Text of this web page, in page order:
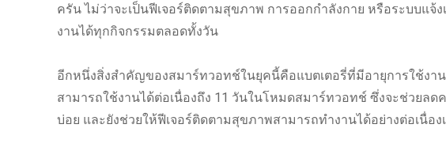
ครัน ไม่ว่าจะเป็นฟีเจอร์ติดตามสุขภาพ การออกกำลังกาย หรือระบบแจ้
งานได้ทุกกิจกรรมตลอดทั้งวัน
อีกหนึ่งสิ่งสำคัญของสมาร์ทวอทช์ในยุคนี้คือแบตเตอรี่ที่มีอายุการใช้งาน
สามารถใช้งานได้ต่อเนื่องถึง 11 วันในโหมดสมาร์ทวอทช์ ซึ่งจะช่วยลด
บ่อย และยังช่วยให้ฟีเจอร์ติดตามสุขภาพสามารถทำงานได้อย่างต่อเนื่อง